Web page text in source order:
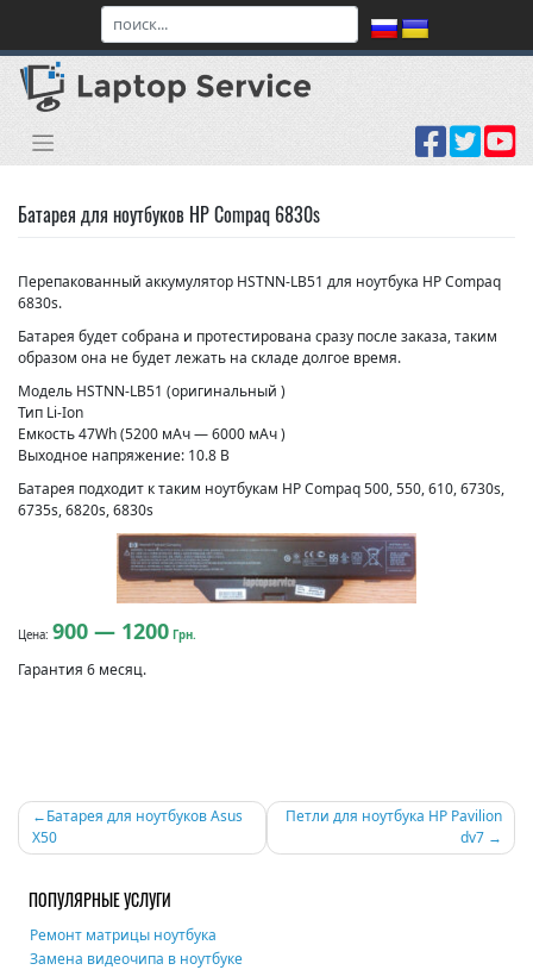
content
Батарея для ноутбуков HP Compaq 6830s
Перепакованный аккумулятор HSTNN-LB51 для ноутбука HP Compaq
6830s.
Батарея будет собрана и протестирована сразу после заказа, таким
образом она не будет лежать на складе долгое время.
Модель HSTNN-LB51 (оригинальный )
Тип Li-Ion
Емкость 47Wh (5200 мАч — 6000 мАч )
Выходное напряжение: 10.8 В
Батарея подходит к таким ноутбукам HP Compaq 500, 550, 610, 6730s,
6735s, 6820s, 6830s
Цена: 900 — 1200 Грн.
Гарантия 6 месяц.
Навигация
по
записям
Батарея для ноутбуков Asus
X50
Петли для ноутбука HP Pavilion
dv7
ПОПУЛЯРНЫЕ УСЛУГИ
Ремонт матрицы ноутбука
Замена видеочипа в ноутбуке